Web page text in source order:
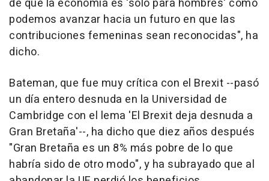
de que la economía es 'solo para hombres' como
podemos avanzar hacia un futuro en que las
contribuciones femeninas sean reconocidas", ha
dicho.
Bateman, que fue muy crítica con el Brexit --pasó
un día entero desnuda en la Universidad de
Cambridge con el lema 'El Brexit deja desnuda a
Gran Bretaña'--, ha dicho que diez años después
"Gran Bretaña es un 8% más pobre de lo que
habría sido de otro modo", y ha subrayado que al